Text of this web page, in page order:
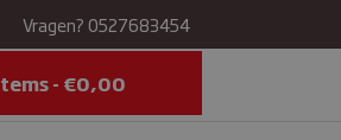
Vragen? 0527683454
- €0,00